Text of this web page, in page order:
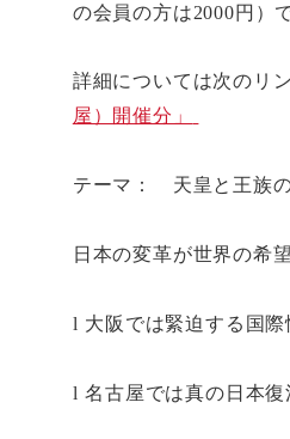
の会員の方は2000円）
詳細については次の
屋）開催分」
テーマ： 天皇と王族の
日本の変革が世界の希
l 大阪では緊迫する国
l 名古屋では真の日本復